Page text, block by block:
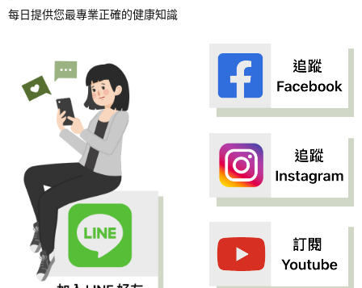
每日提供您最專業正確的健康知識